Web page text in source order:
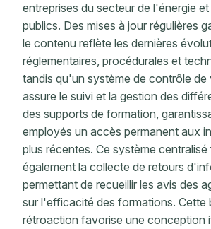
entreprises du secteur de l'énergie
publics. Des mises à jour régulières
le contenu reflète les dernières
réglementaires, procédurales et
tandis qu'un système de contrôle de
assure le suivi et la gestion des
des supports de formation,
employés un accès permanent aux
plus récentes. Ce système centralisé
également la collecte de retours
permettant de recueillir les avis des
sur l'efficacité des formations. Cette
rétroaction favorise une conception